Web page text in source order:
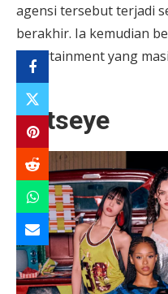
agensi tersebut terjadi
berakhir. Ia kemudian
Entertainment yang
kini.
Katseye